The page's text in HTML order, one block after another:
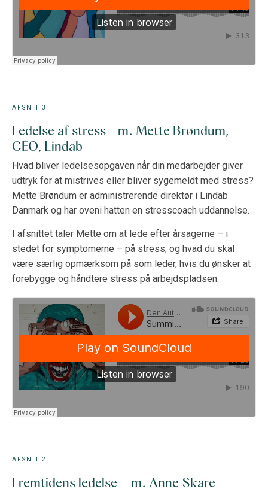
AFSNIT 3
Ledelse af stress - m. Mette Brøndum,
CEO, Lindab
Hvad bliver ledelsesopgaven når din medarbejder giver
udtryk for at mistrives eller bliver sygemeldt med stress?
Mette Brøndum er administrerende direktør i Lindab
Danmark og har oveni hatten en stresscoach uddannelse.
I afsnittet taler Mette om at lede efter årsagerne – i
stedet for symptomerne – på stress, og hvad du skal
være særlig opmærksom på som leder, hvis du ønsker at
forebygge og håndtere stress på arbejdspladsen.
AFSNIT 2
Fremtidens ledelse – m. Anne Skare